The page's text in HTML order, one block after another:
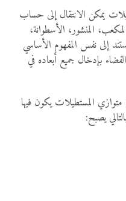
يمكن الانتقال إلى حساب
المنشور، الأسطوانة،
إلى نفس المفهوم الأساسي
بإدخال جميع أبعاده في
المستطيلات يكون فيها
يصبح: